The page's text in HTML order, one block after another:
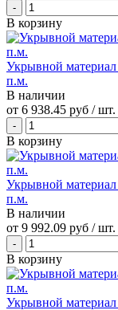
В корзину
Укрывной
п.м.
В наличии
от 6 938.45 руб / шт.
В корзину
Укрывной
п.м.
В наличии
от 9 992.09 руб / шт.
В корзину
Укрывной